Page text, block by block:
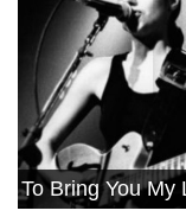
To Bring You